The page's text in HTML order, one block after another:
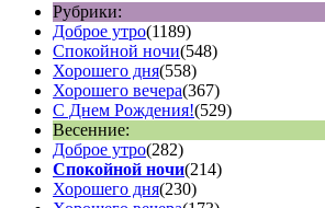
Рубрики:
Доброе утро(1189)
Спокойной ночи(548)
Хорошего дня(558)
Хорошего вечера(367)
С Днем Рождения!(529)
Весенние:
Доброе утро(282)
Спокойной ночи(214)
Хорошего дня(230)